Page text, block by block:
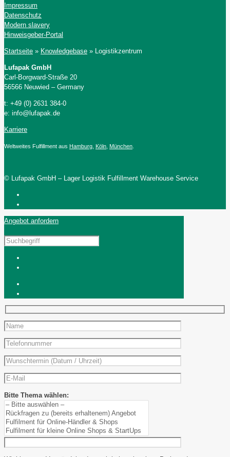
Impressum
Datenschutz
Modern slavery
Hinweisgeber-Portal
Startseite » Knowledgebase » Logistikzentrum
Lufapak GmbH
Carl-Borgward-Straße 20
56566 Neuwied – Germany
t: +49 (0) 2631 384-0
e: info@lufapak.de
Karriere
Weltweites Fulfillment aus Hamburg Köln München
© Lufapak GmbH – Lager Logistik Fulfillment Warehouse Service
Angebot anfordern
Bitte Thema wählen: